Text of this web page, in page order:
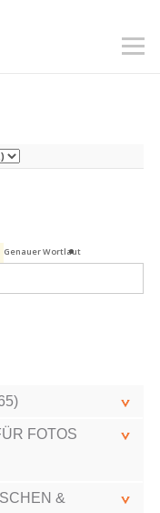
Genauer Wortlaut
FOTOS
&